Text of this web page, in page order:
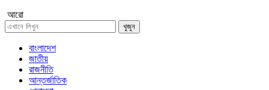
আরো
খুজুন
বাংলাদেশ
জাতীয়
রাজনীতি
আন্তর্জাতিক